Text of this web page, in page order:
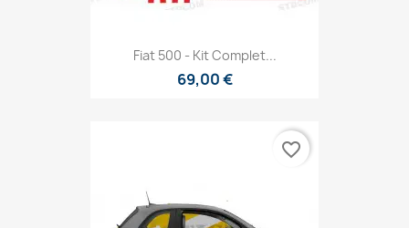
Fiat 500 - Kit Complet...
69,00 €
favorite_border